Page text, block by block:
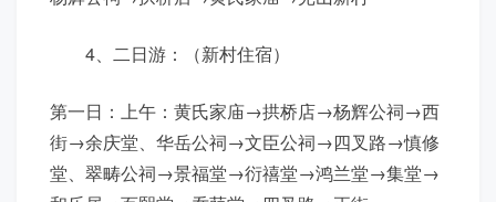
4、二日游：（新村住宿）
第一日：上午：黄氏家庙→拱桥店→杨辉公祠→西
街→余庆堂、华岳公祠→文臣公祠→四叉路→慎修
堂、翠畴公祠→景福堂→衍禧堂→鸿兰堂→集堂→